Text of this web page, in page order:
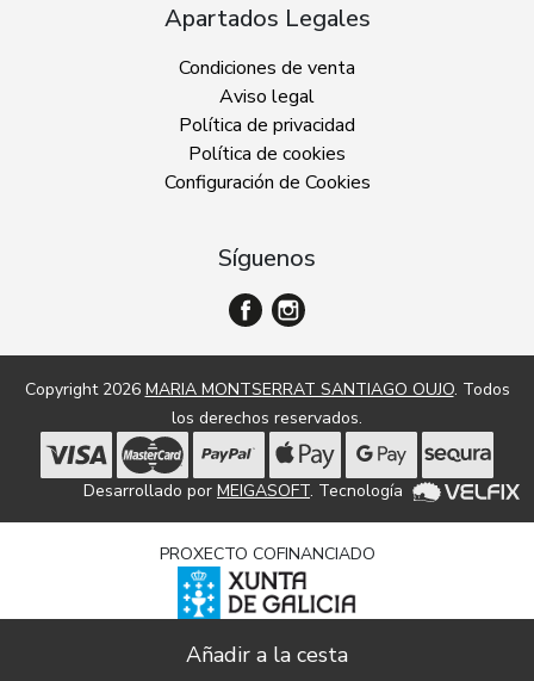
Apartados Legales
Condiciones de venta
Aviso legal
Política de privacidad
Política de cookies
Configuración de Cookies
Síguenos
Copyright 2026 MARIA MONTSERRAT SANTIAGO OUJO. Todos
los derechos reservados.
Desarrollado por MEIGASOFT. Tecnología
PROXECTO COFINANCIADO